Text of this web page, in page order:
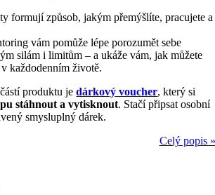
formují způsob, jakým přemýšlíte, pracujete a
vám pomůže lépe porozumět sebe
silám i limitům – a ukáže vám, jak můžete
každodenním životě.
produktu jedárkový voucher, který si
stáhnout a vytisknout. Stačí připsat osobní
smysluplný dárek.
Celý popis »